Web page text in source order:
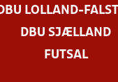
DBU LOLLAND-
DBU SJÆLLAND
FUTSAL